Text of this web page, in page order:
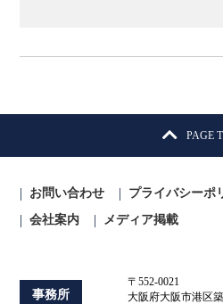
PAGE
お問い合わせ プライバシーポ
会社案内
メディア掲載
事務所
〒552-0021
大阪府大阪市港区